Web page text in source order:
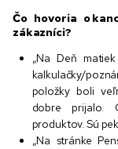
Čo hovoria o
zákazníci?
„Na Deň
kalkulačky/
položky boli
dobre prijalo.
produktov. Sú
„Na stránke